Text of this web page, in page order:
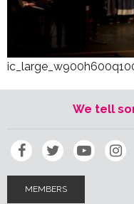
We tell
MEMBERS